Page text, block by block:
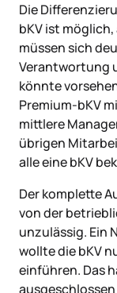
Die
bKV ist
müssen sich
Verantwortung
könnte
Premium-bKV
mittlere
übrigen
alle eine bKV
Der komplette
von der
unzulässig. Ein
wollte die bKV
einführen. Das